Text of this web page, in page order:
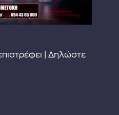
| Δηλώστε